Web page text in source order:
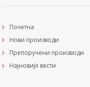
Почетна
Нови производи
Препоручени производи
Најновије вести